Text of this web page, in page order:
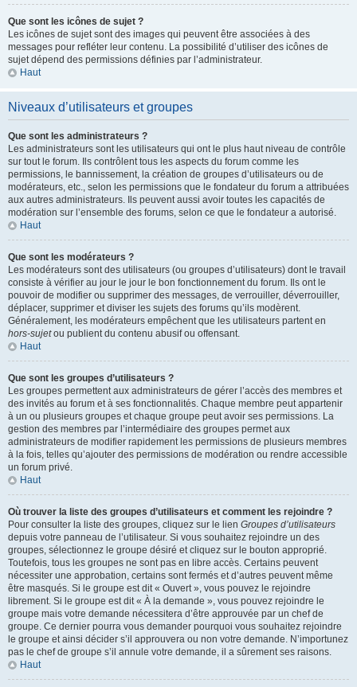
Que sont les icônes de sujet ?
Les icônes de sujet sont des images qui peuvent être associées à des
messages pour refléter leur contenu. La possibilité d’utiliser des icônes de
sujet dépend des permissions définies par l’administrateur.
Haut
Niveaux d’utilisateurs et groupes
Que sont les administrateurs ?
Les administrateurs sont les utilisateurs qui ont le plus haut niveau de contrôle
sur tout le forum. Ils contrôlent tous les aspects du forum comme les
permissions, le bannissement, la création de groupes d’utilisateurs ou de
modérateurs, etc., selon les permissions que le fondateur du forum a attribuées
aux autres administrateurs. Ils peuvent aussi avoir toutes les capacités de
modération sur l’ensemble des forums, selon ce que le fondateur a autorisé.
Haut
Que sont les modérateurs ?
Les modérateurs sont des utilisateurs (ou groupes d’utilisateurs) dont le travail
consiste à vérifier au jour le jour le bon fonctionnement du forum. Ils ont le
pouvoir de modifier ou supprimer des messages, de verrouiller, déverrouiller,
déplacer, supprimer et diviser les sujets des forums qu’ils modèrent.
Généralement, les modérateurs empêchent que les utilisateurs partent en
hors-sujetou publient du contenu abusif ou offensant.
Haut
Que sont les groupes d’utilisateurs ?
Les groupes permettent aux administrateurs de gérer l’accès des membres et
des invités au forum et à ses fonctionnalités. Chaque membre peut appartenir
à un ou plusieurs groupes et chaque groupe peut avoir ses permissions. La
gestion des membres par l’intermédiaire des groupes permet aux
administrateurs de modifier rapidement les permissions de plusieurs membres
à la fois, telles qu’ajouter des permissions de modération ou rendre accessible
un forum privé.
Haut
Où trouver la liste des groupes d’utilisateurs et comment les rejoindre ?
Pour consulter la liste des groupes, cliquez sur le lien Groupes d’utilisateurs
depuis votre panneau de l’utilisateur. Si vous souhaitez rejoindre un des
groupes, sélectionnez le groupe désiré et cliquez sur le bouton approprié.
Toutefois, tous les groupes ne sont pas en libre accès. Certains peuvent
nécessiter une approbation, certains sont fermés et d’autres peuvent même
être masqués. Si le groupe est dit « Ouvert », vous pouvez le rejoindre
librement. Si le groupe est dit « À la demande », vous pouvez rejoindre le
groupe mais votre demande nécessitera d’être approuvée par un chef de
groupe. Ce dernier pourra vous demander pourquoi vous souhaitez rejoindre
le groupe et ainsi décider s’il approuvera ou non votre demande. N’importunez
pas le chef de groupe s’il annule votre demande, il a sûrement ses raisons.
Haut